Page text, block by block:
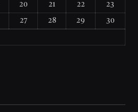
20 21 22 23
27 28 29 30